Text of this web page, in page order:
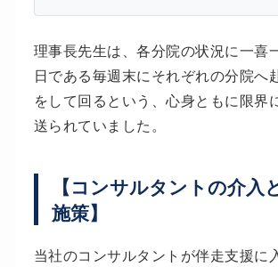
理事長先生は、各分院の状況に一喜
日である毎週末にそれぞれの分院へ
をして回るという、心身ともに限界
送られていました。
【コンサルタントの介入
施策】
当社のコンサルタントが伴走支援に